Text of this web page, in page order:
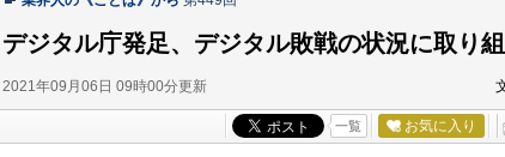
デジタル庁発足、デジタル敗戦の状況に取り
2021年09月06日 09時00分更新
一覧 お気に入り